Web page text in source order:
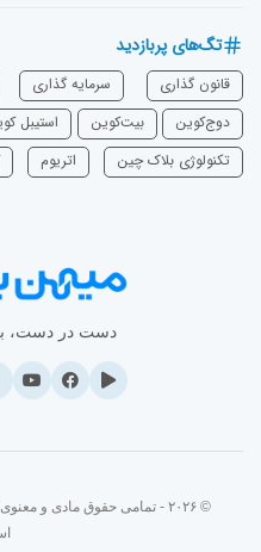
تگ‌های پربازدید
قانون گذاری سرمایه‌ گذاری
دوج‌کوین
بیت‌کوین استیبل
تکنولوژی بلاک چین
اتریوم
دست در دست،
© ۲۰۲۶ - تمامی حقوق مادی و